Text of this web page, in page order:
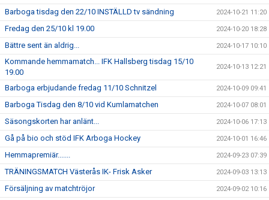
Barboga tisdag den 22/10 INSTÄLLD tv sändning 2024-10-21 11:20
Fredag den 25/10 kl 19.00 2024-10-20 18:28
Bättre sent än aldrig... 2024-10-17 10:10
Kommande hemmamatch... IFK Hallsberg tisdag 15/10
19.00
2024-10-13 12:21
Barboga erbjudande fredag 11/10 Schnitzel 2024-10-09 09:41
Barboga Tisdag den 8/10 vid Kumlamatchen 2024-10-07 08:01
Säsongskorten har anlänt... 2024-10-06 17:13
Gå på bio och stöd IFK Arboga Hockey 2024-10-01 16:46
Hemmapremiär....... 2024-09-23 07:39
TRÄNINGSMATCH Västerås IK- Frisk Asker 2024-09-03 13:13
Försäljning av matchtröjor 2024-09-02 10:16